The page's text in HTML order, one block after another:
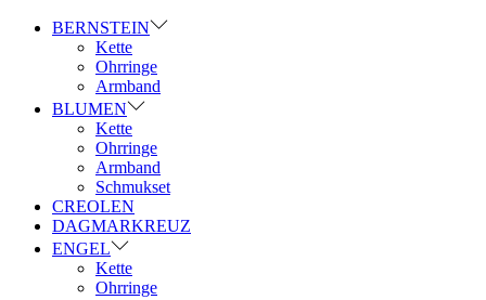
BERNSTEIN
Kette
Ohrringe
Armband
BLUMEN
Kette
Ohrringe
Armband
Schmukset
CREOLEN
DAGMARKREUZ
ENGEL
Kette
Ohrringe